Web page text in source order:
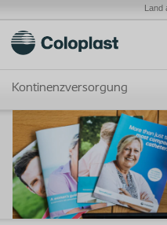
Land
Kontinenzversorgung